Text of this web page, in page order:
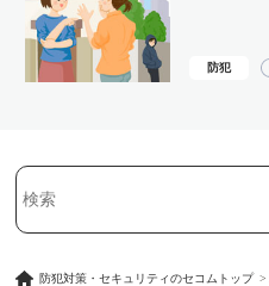
防犯
検索キーワード入力
防犯対策・セキュリティのセコムトップ